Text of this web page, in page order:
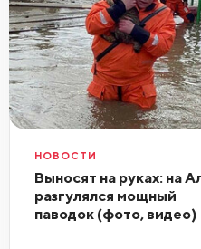
НОВОСТИ
Выносят на руках: на
разгулялся мощный
паводок (фото, видео)